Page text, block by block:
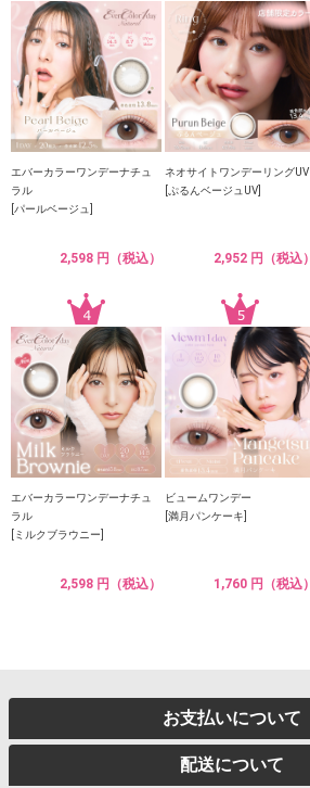
エバーカラーワンデーナチュ
ラル
[パールベージュ]
2,598 円（税込）
ネオサイトワンデーリングUV
[ぷるんベージュUV]
2,952 円（税込）
エバーカラーワンデーナチュ
ラル
[ミルクブラウニー]
2,598 円（税込）
ビュームワンデー
[満月パンケーキ]
1,760 円（税込）
お支払いについて
配送について